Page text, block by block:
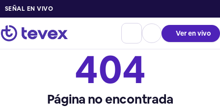
SEÑAL EN VIVO
Ver en vivo
404
Página no encontrada